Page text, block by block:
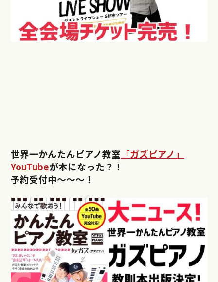
世界一かんたんピアノ教室 「ガズピアノ」
YouTubeが本になった？！
予約受付中〜〜〜！